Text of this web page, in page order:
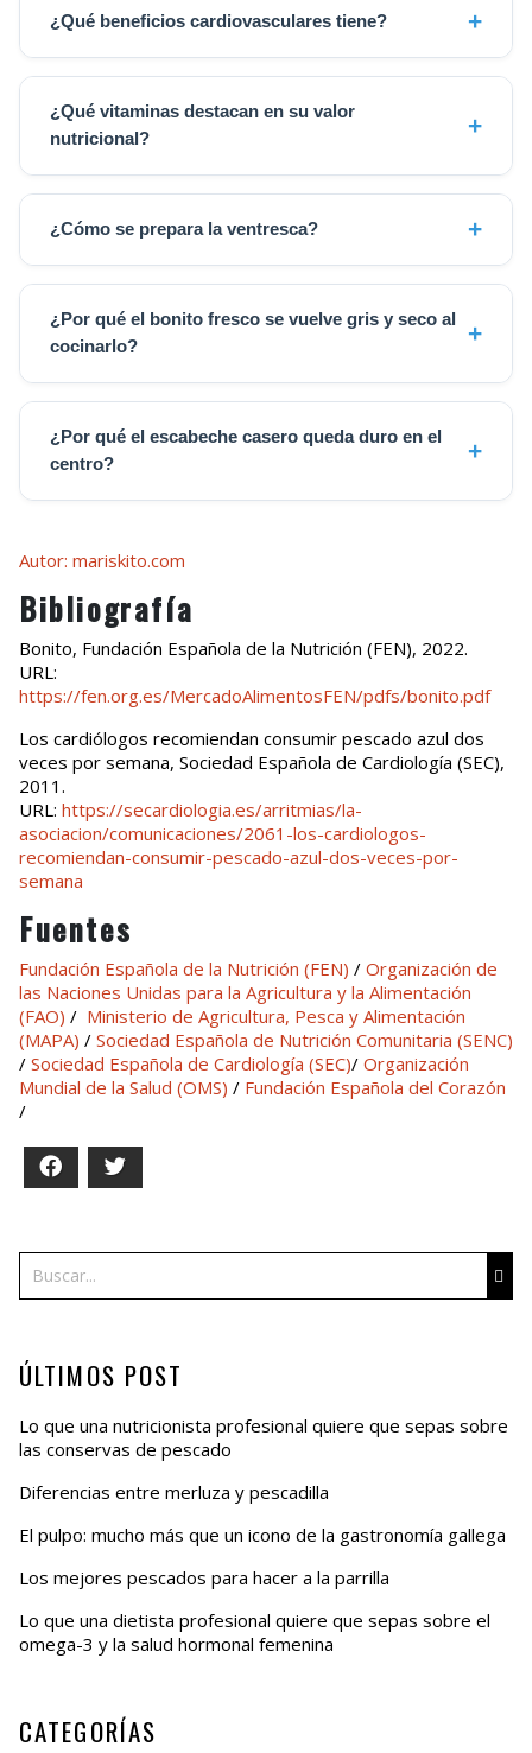
¿Qué beneficios cardiovasculares tiene?
¿Qué vitaminas destacan en su valor
nutricional?
¿Cómo se prepara la ventresca?
¿Por qué el bonito fresco se vuelve gris y seco al
cocinarlo?
¿Por qué el escabeche casero queda duro en el
centro?
Autor: mariskito.com
Bibliografía
Bonito, Fundación Española de la Nutrición (FEN), 2022.
URL:
https://fen.org.es/MercadoAlimentosFEN/pdfs/bonito.pdf
Los cardiólogos recomiendan consumir pescado azul dos
veces por semana, Sociedad Española de Cardiología (SEC),
2011.
URL: https://secardiologia.es/arritmias/la-
asociacion/comunicaciones/2061-los-cardiologos-
recomiendan-consumir-pescado-azul-dos-veces-por-
semana
Fuentes
Fundación Española de la Nutrición (FEN) / Organización de
las Naciones Unidas para la Agricultura y la Alimentación
(FAO) / Ministerio de Agricultura, Pesca y Alimentación
(MAPA) / Sociedad Española de Nutrición Comunitaria (SENC)
/ Sociedad Española de Cardiología (SEC)/ Organización
Mundial de la Salud (OMS) / Fundación Española del Corazón
/
Facebook
ÚLTIMOS POST
Lo que una nutricionista profesional quiere que sepas sobre
las conservas de pescado
Diferencias entre merluza y pescadilla
El pulpo: mucho más que un icono de la gastronomía gallega
Los mejores pescados para hacer a la parrilla
Lo que una dietista profesional quiere que sepas sobre el
omega-3 y la salud hormonal femenina
CATEGORÍAS